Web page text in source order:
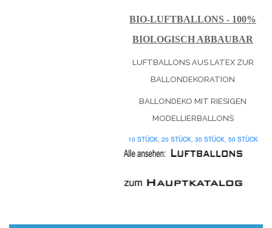
BIO-LUFTBALLONS - 100%
BIOLOGISCH ABBAUBAR
LUFTBALLONS AUS LATEX ZUR
BALLONDEKORATION
BALLONDEKO MIT RIESIGEN
MODELLIERBALLONS
10 STÜCK, 20 STÜCK, 30 STÜCK, 50 STÜCK